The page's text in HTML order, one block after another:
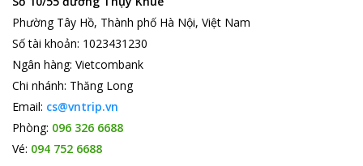
Phường Tây Hồ, Thành phố Hà Nội, Việt Nam
Số tài khoản: 1023431230
Ngân hàng: Vietcombank
Chi nhánh: Thăng Long
Email: cs@vntrip.vn
Phòng: 096 326 6688
Vé: 094 752 6688